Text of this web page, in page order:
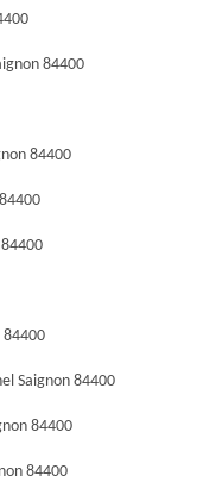
84400
84400
84400
Saignon 84400
84400
84400